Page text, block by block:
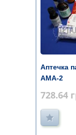
Аптечка
АМА-2
728.64